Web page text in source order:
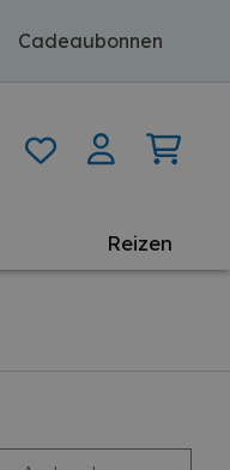
Cadeaubonnen
Reizen